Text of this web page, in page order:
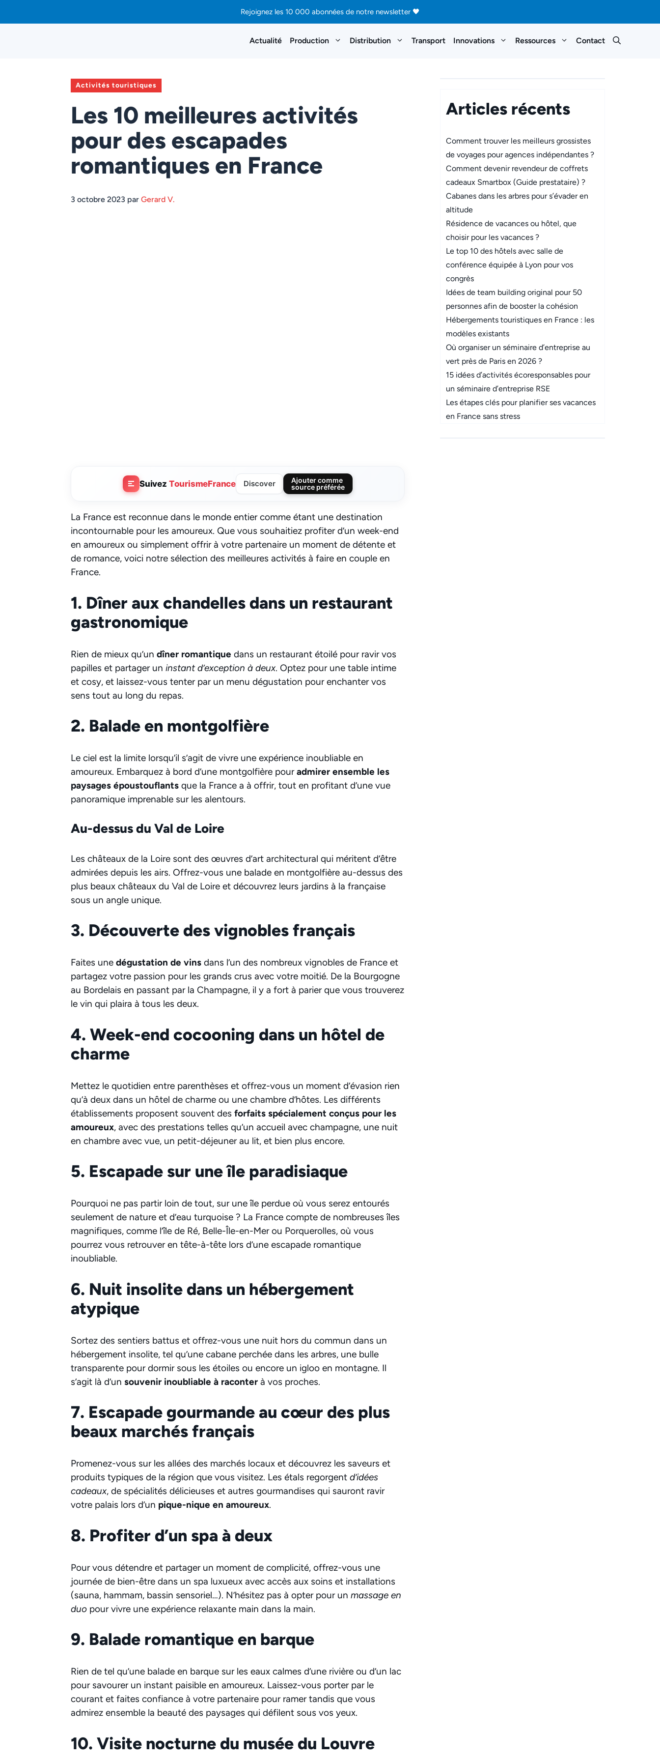
Rejoignez les 10 000 abonnées de notre newsletter 🖤
Actualité Production Distribution Transport Innovations Ressources Contact
Activités touristiques
Les 10 meilleures activités
pour des escapades
romantiques en France
3 octobre 2023 par Gerard V.
Suivez TourismeFrance Discover
Ajouter comme
source préférée
La France est reconnue dans le monde entier comme étant une destination
incontournable pour les amoureux. Que vous souhaitiez profiter d’un week-end
en amoureux ou simplement offrir à votre partenaire un moment de détente et
de romance, voici notre sélection des meilleures activités à faire en couple en
France.
1. Dîner aux chandelles dans un restaurant
gastronomique
Rien de mieux qu’un dîner romantique dans un restaurant étoilé pour ravir vos
papilles et partager un instant d’exception à deux. Optez pour une table intime
et cosy, et laissez-vous tenter par un menu dégustation pour enchanter vos
sens tout au long du repas.
2. Balade en montgolfière
Le ciel est la limite lorsqu’il s’agit de vivre une expérience inoubliable en
amoureux. Embarquez à bord d’une montgolfière pouradmirer ensemble les
paysages époustouflants que la France a à offrir, tout en profitant d’une vue
panoramique imprenable sur les alentours.
Au-dessus du Val de Loire
Les châteaux de la Loire sont des œuvres d’art architectural qui méritent d’être
admirées depuis les airs. Offrez-vous une balade en montgolfière au-dessus des
plus beaux châteaux du Val de Loire et découvrez leurs jardins à la française
sous un angle unique.
3. Découverte des vignobles français
Faites une dégustation de vins dans l’un des nombreux vignobles de France et
partagez votre passion pour les grands crus avec votre moitié. De la Bourgogne
au Bordelais en passant par la Champagne, il y a fort à parier que vous trouverez
le vin qui plaira à tous les deux.
4. Week-end cocooning dans un hôtel de
charme
Mettez le quotidien entre parenthèses et offrez-vous un moment d’évasion rien
qu’à deux dans un hôtel de charme ou une chambre d’hôtes. Les différents
établissements proposent souvent des forfaits spécialement conçus pour les
amoureux, avec des prestations telles qu’un accueil avec champagne, une nuit
en chambre avec vue, un petit-déjeuner au lit, et bien plus encore.
5. Escapade sur une île paradisiaque
Pourquoi ne pas partir loin de tout, sur une île perdue où vous serez entourés
seulement de nature et d’eau turquoise ? La France compte de nombreuses îles
magnifiques, comme l’île de Ré, Belle-Île-en-Mer ou Porquerolles, où vous
pourrez vous retrouver en tête-à-tête lors d’une escapade romantique
inoubliable.
6. Nuit insolite dans un hébergement
atypique
Sortez des sentiers battus et offrez-vous une nuit hors du commun dans un
hébergement insolite, tel qu’une cabane perchée dans les arbres, une bulle
transparente pour dormir sous les étoiles ou encore un igloo en montagne. Il
s’agit là d’un souvenir inoubliable à raconter à vos proches.
7. Escapade gourmande au cœur des plus
beaux marchés français
Promenez-vous sur les allées des marchés locaux et découvrez les saveurs et
produits typiques de la région que vous visitez. Les étals regorgent d’idées
cadeaux, de spécialités délicieuses et autres gourmandises qui sauront ravir
votre palais lors d’un pique-nique en amoureux.
8. Profiter d’un spa à deux
Pour vous détendre et partager un moment de complicité, offrez-vous une
journée de bien-être dans un spa luxueux avec accès aux soins et installations
(sauna, hammam, bassin sensoriel…). N’hésitez pas à opter pour un massage en
duo pour vivre une expérience relaxante main dans la main.
9. Balade romantique en barque
Rien de tel qu’une balade en barque sur les eaux calmes d’une rivière ou d’un lac
pour savourer un instant paisible en amoureux. Laissez-vous porter par le
courant et faites confiance à votre partenaire pour ramer tandis que vous
admirez ensemble la beauté des paysages qui défilent sous vos yeux.
10. Visite nocturne du musée du Louvre
Articles récents
Comment trouver les meilleurs grossistes
de voyages pour agences indépendantes ?
Comment devenir revendeur de coffrets
cadeaux Smartbox (Guide prestataire) ?
Cabanes dans les arbres pour s’évader en
altitude
Résidence de vacances ou hôtel, que
choisir pour les vacances ?
Le top 10 des hôtels avec salle de
conférence équipée à Lyon pour vos
congrès
Idées de team building original pour 50
personnes afin de booster la cohésion
Hébergements touristiques en France : les
modèles existants
Où organiser un séminaire d’entreprise au
vert près de Paris en 2026 ?
15 idées d’activités écoresponsables pour
un séminaire d’entreprise RSE
Les étapes clés pour planifier ses vacances
en France sans stress